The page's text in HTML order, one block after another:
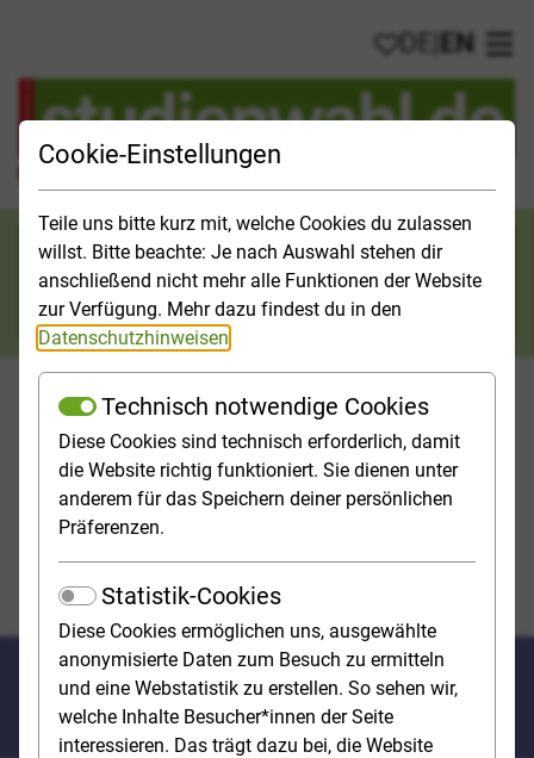
Cookie-Einstellungen
Teile uns bitte kurz mit, welche Cookies du zulassen
willst. Bitte beachte: Je nach Auswahl stehen dir
anschließend nicht mehr alle Funktionen der Website
zur Verfügung. Mehr dazu findest du in den
Datenschutzhinweisen
Technisch notwendige Cookies
Diese Cookies sind technisch erforderlich, damit
die Website richtig funktioniert. Sie dienen unter
anderem für das Speichern deiner persönlichen
Präferenzen.
Statistik-Cookies
Diese Cookies ermöglichen uns, ausgewählte
anonymisierte Daten zum Besuch zu ermitteln
und eine Webstatistik zu erstellen. So sehen wir,
welche Inhalte Besucher*innen der Seite
interessieren. Das trägt dazu bei, die Website
My favorites
DE EN
Search category
Studies & Universities Study Opportunities
Homepage[Translate to English:] Top-Themen
Kulturen im Vergleich
Studium mit globaler
Perspektive